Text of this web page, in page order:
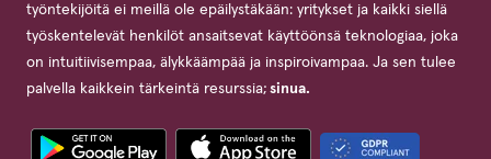
työntekijöitä ei meillä ole epäilystäkään: yritykset ja kaikki siellä
työskentelevät henkilöt ansaitsevat käyttöönsä teknologiaa, joka
on intuitiivisempaa, älykkäämpää ja inspiroivampaa. Ja sen tulee
palvella kaikkein tärkeintä resurssia; sinua.